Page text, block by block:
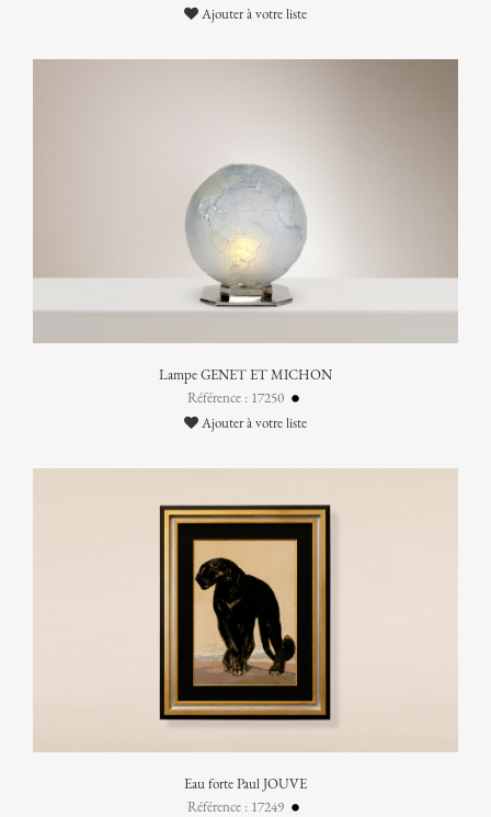
Ajouter à votre liste
Lampe GENET ET MICHON
Référence : 17250
Ajouter à votre liste
Eau forte Paul JOUVE
Référence : 17249